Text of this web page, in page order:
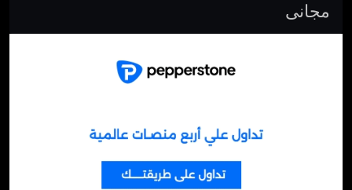
مجانى